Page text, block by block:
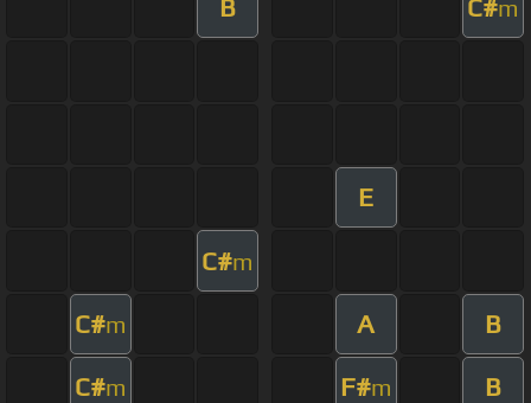
B C#m
E
C#m
C#m A B
C#m F#m B